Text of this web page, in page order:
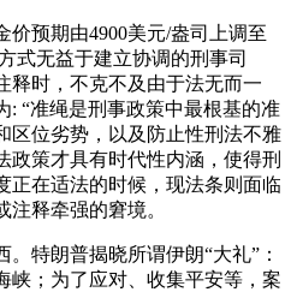
预期由4900美元/盎司上调至
式无益于建立协调的刑事司
释时，不克不及由于法无而一
: “准绳是刑事政策中最根基的准
区位劣势，以及防止性刑法不雅
政策才具有时代性内涵，使得刑
正在适法的时候，现法条则面临
释牵强的窘境。
特朗普揭晓所谓伊朗“大礼”：
峡；为了应对、收集平安等，案